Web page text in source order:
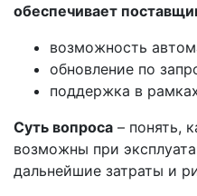
обеспечивает
возможность
обновление по
поддержка в
Суть вопроса – понять,
возможны при
дальнейшие затраты и